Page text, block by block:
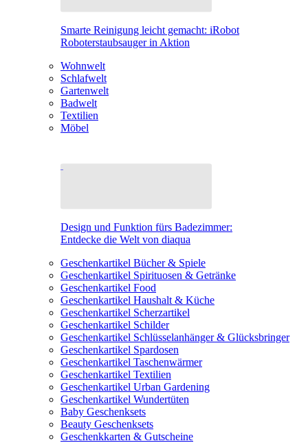
Smarte Reinigung leicht gemacht: iRobot
Roboterstaubsauger in Aktion
Wohnwelt
Schlafwelt
Gartenwelt
Badwelt
Textilien
Möbel
Design und Funktion fürs Badezimmer:
Entdecke die Welt von diaqua
Geschenkartikel Bücher & Spiele
Geschenkartikel Spirituosen & Getränke
Geschenkartikel Food
Geschenkartikel Haushalt & Küche
Geschenkartikel Scherzartikel
Geschenkartikel Schilder
Geschenkartikel Schlüsselanhänger & Glücksbringer
Geschenkartikel Spardosen
Geschenkartikel Taschenwärmer
Geschenkartikel Textilien
Geschenkartikel Urban Gardening
Geschenkartikel Wundertüten
Baby Geschenksets
Beauty Geschenksets
Geschenkkarten & Gutscheine